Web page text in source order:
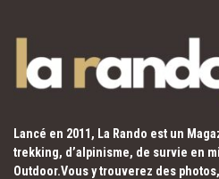
Lancé en 2011, La Rando est un
trekking, d’alpinisme, de survie en
Outdoor.Vous y trouverez des